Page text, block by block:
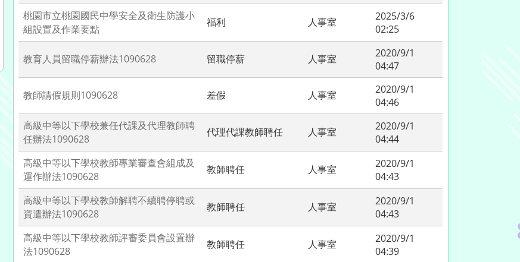
桃園市立桃園國民中學安全及衛生防護小
組設置及作業要點
福利 人事室
2025/3/6
02:25
教育人員留職停薪辦法1090628 留職停薪 人事室
2020/9/1
04:47
教師請假規則1090628 差假 人事室
2020/9/1
04:46
高級中等以下學校兼任代課及代理教師聘
任辦法1090628
代理代課教師聘任 人事室
2020/9/1
04:44
高級中等以下學校教師專業審查會組成及
運作辦法1090628
教師聘任 人事室
2020/9/1
04:43
高級中等以下學校教師解聘不續聘停聘或
資遣辦法1090628
教師聘任 人事室
2020/9/1
04:43
高級中等以下學校教師評審委員會設置辦
法1090628
教師聘任 人事室
2020/9/1
04:39